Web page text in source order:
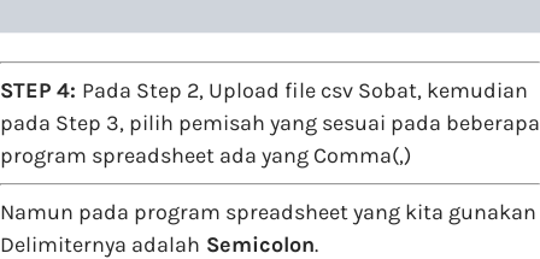
STEP 4: Pada Step 2, Upload file csv Sobat, kemudian
pada Step 3, pilih pemisah yang sesuai pada beberapa
program spreadsheet ada yang Comma(,)
Namun pada program spreadsheet yang kita gunakan
Delimiternya adalah Semicolon.